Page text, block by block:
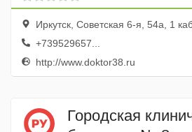
Иркутск, Советская 6-я, 54а, 1
+739529657...
http://www.doktor38.ru
Городская